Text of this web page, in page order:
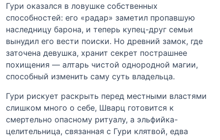
Гури оказался в ловушке собственных
способностей: его «радар» заметил пропавшую
наследницу барона, и теперь купец-друг семьи
вынудил его вести поиски. Но древний замок, где
заточена девушка, хранит секрет пострашнее
похищения — алтарь чистой однородной магии,
способный изменить саму суть владельца.
Гури рискует раскрыть перед местными властями
слишком много о себе, Шварц готовится к
смертельно опасному ритуалу, а эльфийка-
целительница, связанная с Гури клятвой, едва